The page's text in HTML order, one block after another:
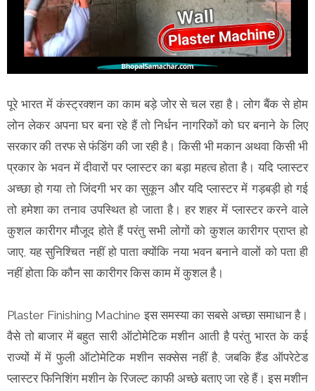
पूरे भारत में कंस्ट्रक्शन का काम बड़े जोर से चल रहा है। लोग बैंक से होम
लोन लेकर अपना घर बना रहे हैं तो निर्धन नागरिकों को घर बनाने के लिए
सरकार की तरफ से फंडिंग की जा रही है। किसी भी मकान अथवा किसी भी
प्रकार के भवन में दीवारों पर प्लास्टर का बड़ा महत्व होता है। यदि प्लास्टर
अच्छा हो गया तो जिंदगी भर का सुकून और यदि प्लास्टर में गड़बड़ी हो गई
तो हमेशा का तनाव उपस्थित हो जाता है। हर शहर में प्लास्टर करने वाले
कुशल कारीगर मौजूद होते हैं परंतु सभी लोगों को कुशल कारीगर प्राप्त हो
जाए, यह सुनिश्चित नहीं हो पाता क्योंकि नया भवन बनाने वालों को पता ही
नहीं होता कि कौन सा कारीगर किस काम में कुशल है।
Plaster Finishing Machine इस समस्या का सबसे अच्छा समाधान है।
वैसे तो बाजार में बहुत सारी ऑटोमेटिक मशीन आती है परंतु भारत के कई
राज्यों में में फुली ऑटोमेटिक मशीन सक्सेस नहीं है, जबकि हैंड ऑपरेटेड
प्लास्टर फिनिशिंग मशीन के रिजल्ट काफी अच्छे बताए जा रहे हैं। इस मशीन